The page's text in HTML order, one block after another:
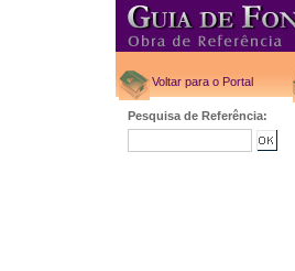
Voltar para o Portal
Pesquisa de Referência: